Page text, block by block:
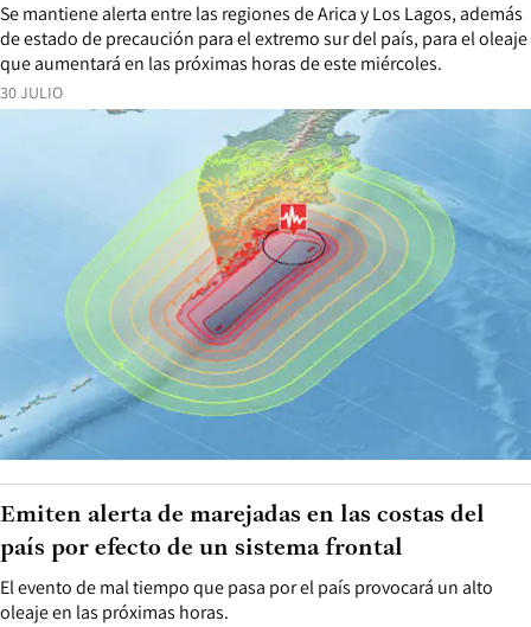
30 JULIO
Se mantiene alerta entre las regiones de Arica y Los Lagos, además
de estado de precaución para el extremo sur del país, para el oleaje
que aumentará en las próximas horas de este miércoles.
El evento de mal tiempo que pasa por el país provocará un alto
oleaje en las próximas horas.
Emiten alerta de marejadas en las costas del
país por efecto de un sistema frontal